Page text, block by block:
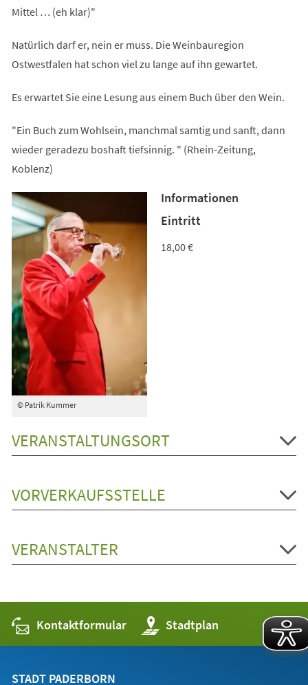
Mittel … (eh klar)"
Natürlich darf er, nein er muss. Die Weinbauregion
Ostwestfalen hat schon viel zu lange auf ihn gewartet.
Es erwartet Sie eine Lesung aus einem Buch über den Wein.
"Ein Buch zum Wohlsein, manchmal samtig und sanft, dann
wieder geradezu boshaft tiefsinnig. " (Rhein-Zeitung,
Koblenz)
© Patrik Kummer
Informationen
Eintritt
18,00 €
VERANSTALTUNGSORT
VORVERKAUFSSTELLE
VERANSTALTER
Kontaktformular Stadtplan
(Öffnet
in
einem
STADT PADERBORN